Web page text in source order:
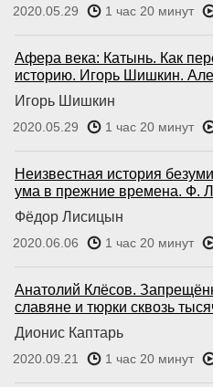
2020.05.29 1 час 20 минут
Афера века: Катынь. Как
историю. Игорь Шишкин.
Игорь Шишкин
2020.05.29 1 час 20 минут
Неизвестная история
ума в прежние времена. Ф.
Фёдор Лисицын
2020.06.06 1 час 20 минут
Анатолий Клёсов.
славяне и тюрки сквозь
Дионис Каптарь
2020.09.21 1 час 20 минут